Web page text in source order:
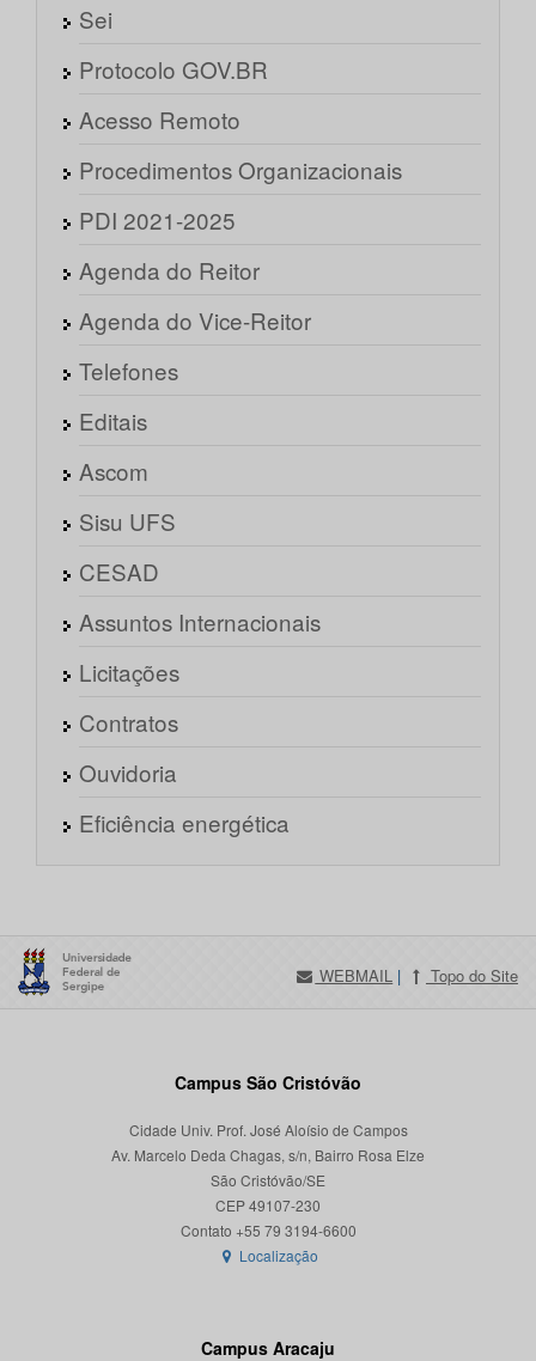
Sei
Protocolo GOV.BR
Acesso Remoto
Procedimentos Organizacionais
PDI 2021-2025
Agenda do Reitor
Agenda do Vice-Reitor
Telefones
Editais
Ascom
Sisu UFS
CESAD
Assuntos Internacionais
Licitações
Contratos
Ouvidoria
Eficiência energética
WEBMAIL | Topo do Site
Campus São Cristóvão
Cidade Univ. Prof. José Aloísio de Campos
Av. Marcelo Deda Chagas, s/n, Bairro Rosa Elze
São Cristóvão/SE
CEP 49107-230
Localização
Campus Aracaju